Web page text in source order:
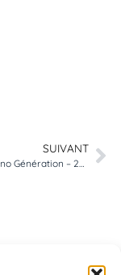
SUIVANT
BPI France Inno Génération – 2021